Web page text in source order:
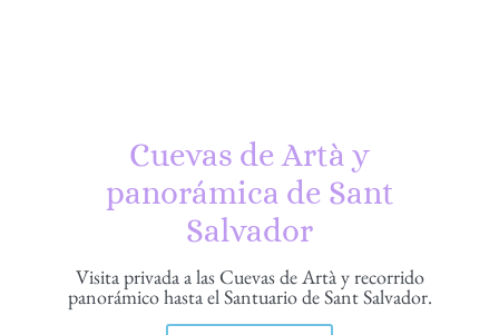
Cuevas de Artà y
panorámica de Sant
Salvador
Visita privada a las Cuevas de Artà y recorrido
panorámico hasta el Santuario de Sant Salvador.